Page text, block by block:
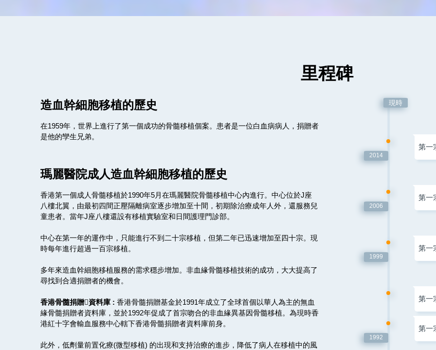
里程碑
造血幹細胞移植的歷史
在1959年，世界上進行了第一個成功的骨髓移植個案。患者是一位白血病病人，捐贈者
是他的孿生兄弟。
瑪麗醫院成人造血幹細胞移植的歷史
香港第一個成人骨髓移植於1990年5月在瑪麗醫院骨髓移植中心內進行。中心位於J座
八樓北翼，由最初四間正壓隔離病室逐步增加至十間，初期除治療成年人外，還服務兒
童患者。當年J座八樓還設有移植實驗室和日間護理門診部。
中心在第一年的運作中，只能進行不到二十宗移植，但第二年已迅速增加至四十宗。現
時每年進行超過一百宗移植。
多年來造血幹細胞移植服務的需求穩步增加。非血緣骨髓移植技術的成功，大大提高了
尋找到合適捐贈者的機會。
香港骨髓捐贈資料庫 :香港骨髓捐贈基金於1991年成立了全球首個以華人為主的無血
緣骨髓捐贈者資料庫，並於1992年促成了首宗吻合的非血緣異基因骨髓移植。為現時香
港紅十字會輸血服務中心轄下香港骨髓捐贈者資料庫前身。
此外，低劑量前置化療(微型移植) 的出現和支持治療的進步，降低了病人在移植中的風
現時
第一
2014
第一
2006
第一
1999
第一
第一
1992